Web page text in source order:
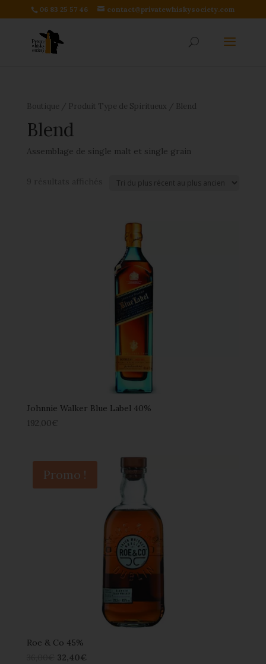
06 83 25 57 46 contact@privatewhiskysociety.com
Boutique / Produit Type de Spiritueux / Blend
Blend
Assemblage de single malt et single grain
Johnnie Walker Blue Label 40%
192,00€
Promo !
Roe & Co 45%
32,40€